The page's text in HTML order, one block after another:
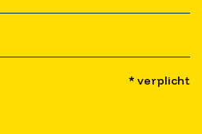
* verplicht